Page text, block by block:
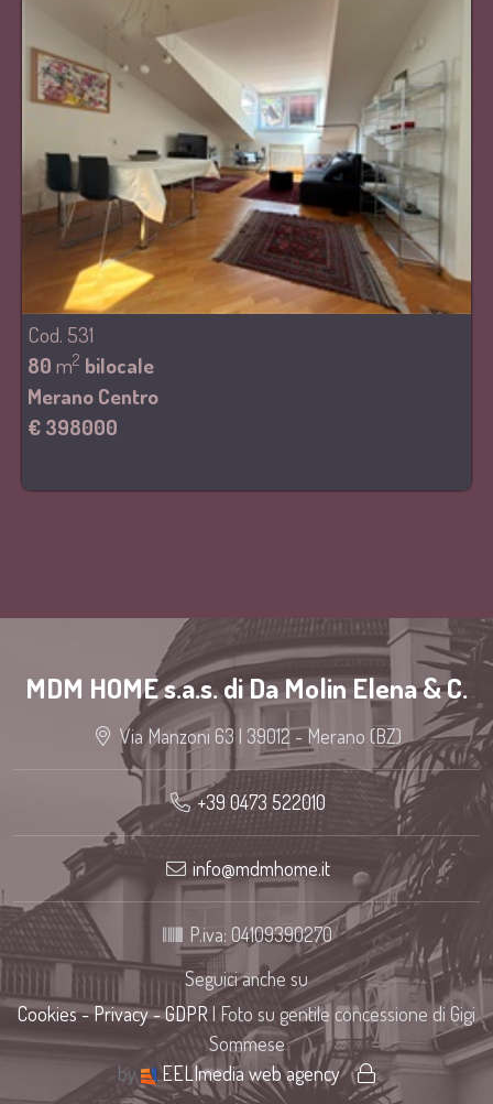
Cod. 531
80 m2 bilocale
Merano Centro
€ 398000
MDM HOME s.a.s. di Da Molin Elena & C.
Via Manzoni 63 | 39012 - Merano (BZ)
+39 0473 522010
info@mdmhome.it
P.iva: 04109390270
Seguici anche su
Cookies - Privacy - GDPR | Foto su gentile concessione di Gigi
Sommese
by
EELImedia web agency